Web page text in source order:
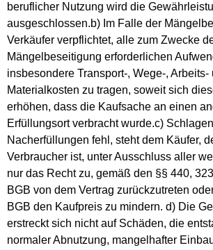
beruflicher Nutzung wird die
ausgeschlossen.b) Im Falle der
Verkäufer verpflichtet, alle zum Zwecke
Mängelbeseitigung erforderlichen
insbesondere Transport-, Wege-, Arbeits-
Materialkosten zu tragen, soweit sich
erhöhen, dass die Kaufsache an einen
Erfüllungsort verbracht wurde.c)
Nacherfüllungen fehl, steht dem Käufer,
Verbraucher ist, unter Ausschluss aller
nur das Recht zu, gemäß den §§ 440,
BGB von dem Vertrag zurückzutreten
BGB den Kaufpreis zu mindern. d) Die
erstreckt sich nicht auf Schäden, die
normaler Abnutzung, mangelhafter